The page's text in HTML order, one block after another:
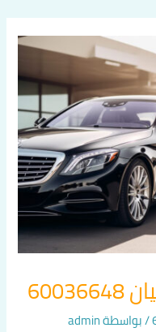
/ بواسطةadmin